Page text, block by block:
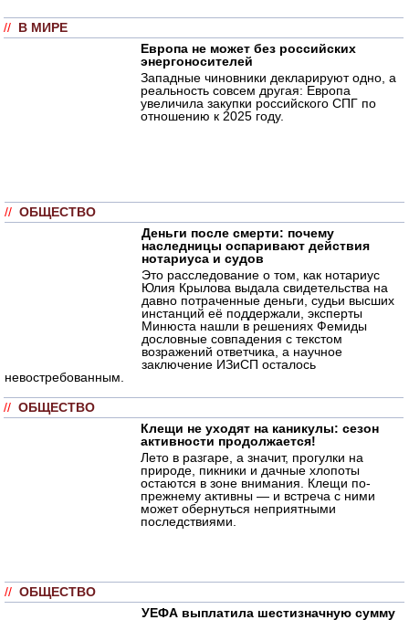
// В МИРЕ
Европа не может без российских
энергоносителей
Западные чиновники декларируют одно, а
реальность совсем другая: Европа
увеличила закупки российского СПГ по
отношению к 2025 году.
// ОБЩЕСТВО
Деньги после смерти: почему
наследницы оспаривают действия
нотариуса и судов
Это расследование о том, как нотариус
Юлия Крылова выдала свидетельства на
давно потраченные деньги, судьи высших
инстанций её поддержали, эксперты
Минюста нашли в решениях Фемиды
дословные совпадения с текстом
возражений ответчика, а научное
заключение ИЗиСП осталось
невостребованным.
// ОБЩЕСТВО
Клещи не уходят на каникулы: сезон
активности продолжается!
Лето в разгаре, а значит, прогулки на
природе, пикники и дачные хлопоты
остаются в зоне внимания. Клещи по-
прежнему активны — и встреча с ними
может обернуться неприятными
последствиями.
// ОБЩЕСТВО
УЕФА выплатила шестизначную сумму